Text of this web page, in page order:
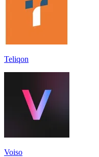
Teliqon
Voiso